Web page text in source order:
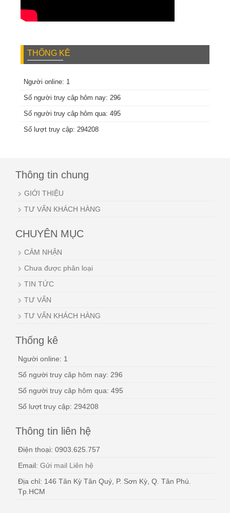
THỐNG KÊ
Người online: 1
Số người truy câp hôm nay: 296
Số người truy câp hôm qua: 495
Số lượt truy cập: 294208
Thông tin chung
GIỚI THIỆU
TƯ VẤN KHÁCH HÀNG
CHUYÊN MỤC
CẢM NHẬN
Chưa được phân loại
TIN TỨC
TƯ VẤN
TƯ VẤN KHÁCH HÀNG
Thống kê
Người online: 1
Số người truy câp hôm nay: 296
Số người truy câp hôm qua: 495
Số lượt truy cập: 294208
Thông tin liên hệ
Điện thoại: 0903.625.757
Email: Gửi mail Liên hệ
Địa chỉ: 146 Tân Kỳ Tân Quý, P. Sơn Kỳ, Q. Tân Phú.
Tp.HCM